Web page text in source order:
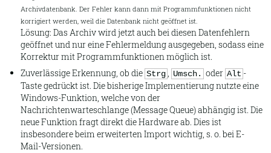
Archivdatenbank. Der Fehler kann dann mit Programmfunktionen nicht
korrigiert werden, weil die Datenbank nicht geöffnet ist.
Lösung: Das Archiv wird jetzt auch bei diesen Datenfehlern
geöffnet und nur eine Fehlermeldung ausgegeben, sodass eine
Korrektur mit Programmfunktionen möglich ist.
Zuverlässige Erkennung, ob die Strg , Umsch. oder Alt -
Taste gedrückt ist. Die bisherige Implementierung nutzte eine
Windows-Funktion, welche von der
Nachrichtenwarteschlange (Message Queue) abhängig ist. Die
neue Funktion fragt direkt die Hardware ab. Dies ist
insbesondere beim erweiterten Import wichtig, s. o. bei E-
Mail-Versionen.